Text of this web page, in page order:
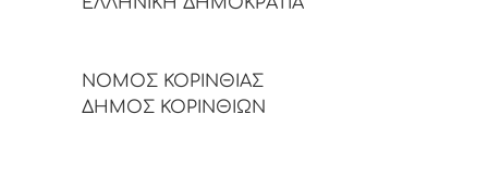
ΝΟΜΟΣ ΚΟΡΙΝΘΙΑΣ
ΔΗΜΟΣ ΚΟΡΙΝΘΙΩΝ